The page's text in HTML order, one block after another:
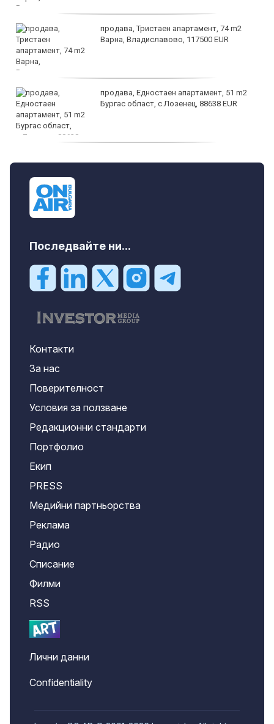
продава, Тристаен апартамент, 74 m2
Варна, Владиславово, 117500 EUR
продава, Едностаен апартамент, 51 m2
Бургас област, с.Лозенец, 88638 EUR
Последвайте ни...
Контакти
За нас
Поверителност
Условия за ползване
Редакционни стандарти
Портфолио
Екип
PRESS
Медийни партньорства
Реклама
Радио
Списание
Филми
RSS
Лични данни
Confidentiality